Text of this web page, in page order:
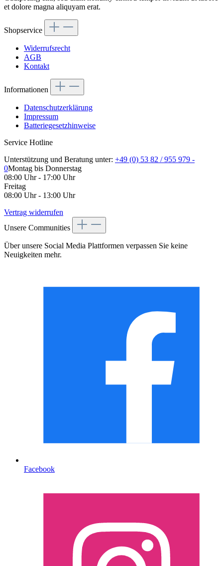
et dolore magna aliquyam erat.
Shopservice
Widerrufsrecht
AGB
Kontakt
Informationen
Datenschutzerklärung
Impressum
Batteriegesetzhinweise
Service Hotline
Unterstützung und Beratung unter: +49 (0) 53 82 / 955 979 -
0Montag bis Donnerstag
08:00 Uhr - 17:00 Uhr
Freitag
08:00 Uhr - 13:00 Uhr
Vertrag widerrufen
Unsere Communities
Über unsere Social Media Plattformen verpassen Sie keine
Neuigkeiten mehr.
Facebook